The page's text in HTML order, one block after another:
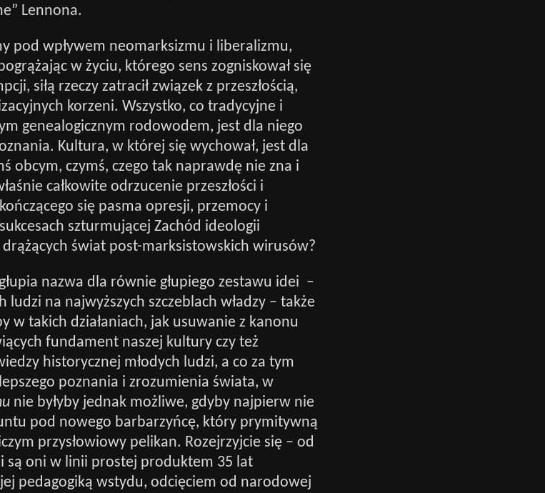
Lennona.
pod wpływem neomarksizmu i liberalizmu,
w życiu, którego sens zogniskował się
siłą rzeczy zatracił związek z przeszłością,
korzeni. Wszystko, co tradycyjne i
genealogicznym rodowodem, jest dla niego
Kultura, w której się wychował, jest dla
obcym, czymś, czego tak naprawdę nie zna i
całkowite odrzucenie przeszłości i
się pasma opresji, przemocy i
szturmującej Zachód ideologii
świat post-marksistowskich wirusów?
nazwa dla równie głupiego zestawu idei –
ludzi na najwyższych szczeblach władzy – także
w takich działaniach, jak usuwanie z kanonu
fundament naszej kultury czy też
historycznej młodych ludzi, a co za tym
poznania i zrozumienia świata, w
nie byłyby jednak możliwe, gdyby najpierw nie
pod nowego barbarzyńcę, który prymitywną
przysłowiowy pelikan. Rozejrzyjcie się – od
są oni w linii prostej produktem 35 lat
pedagogiką wstydu, odcięciem od narodowej